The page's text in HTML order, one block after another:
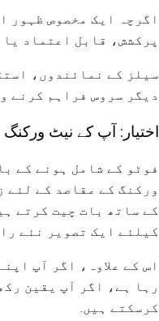
اگرچہ ایک مخصوص ظہور
پرکشش، قابل اعتماد
سیلز کے نمائندوں،
دیگر سروس فراہم کرنے
اختیار: آپ کے نیٹ
فوٹو کے شامل ہونے کے
ورکنگ کے مقاصد کے لئے
کے ساتھ بات چیت کرتے
کیلئے ایک تصویر نئے
اس کے علاوہ، اگر آپ
رہا ہے، اگر آپ یقین
کرسکتے ہیں.